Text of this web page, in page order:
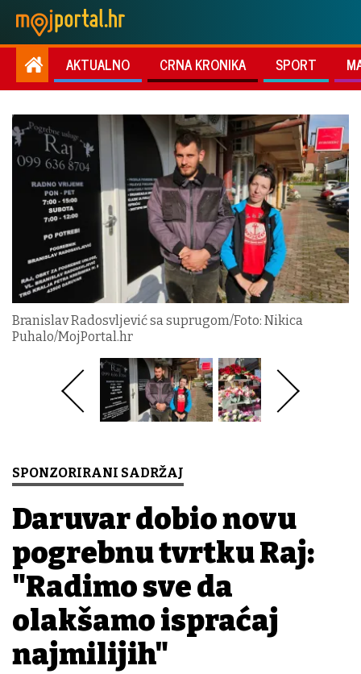
AKTUALNO CRNA KRONIKA SPORT
Branislav Radosvljević sa suprugom/Foto: Nikica
Puhalo/MojPortal.hr
SPONZORIRANI SADRŽAJ
Daruvar dobio novu
pogrebnu tvrtku Raj:
"Radimo sve da
olakšamo ispraćaj
najmilijih"